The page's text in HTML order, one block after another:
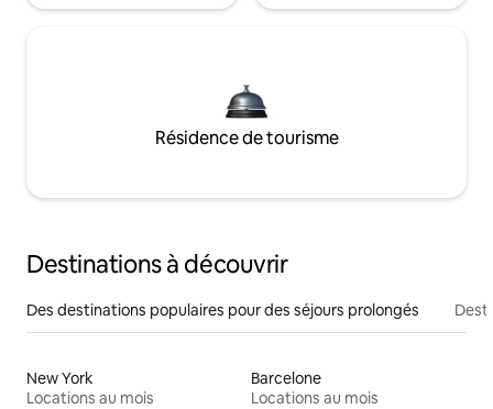
Résidence de tourisme
Destinations à découvrir
Des destinations populaires pour des séjours prolongés
New York
Locations au mois
Barcelone
Locations au mois